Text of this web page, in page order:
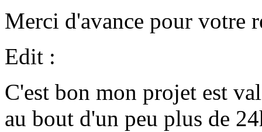
Merci d'avance pour votre
Edit :
C'est bon mon projet est
au bout d'un peu plus de